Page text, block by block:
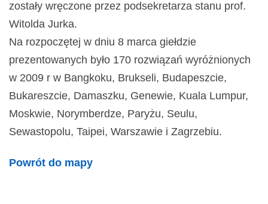
zostały wręczone przez podsekretarza stanu prof.
Witolda Jurka.
Na rozpoczętej w dniu 8 marca giełdzie
prezentowanych było 170 rozwiązań wyróżnionych
w 2009 r w Bangkoku, Brukseli, Budapeszcie,
Bukareszcie, Damaszku, Genewie, Kuala Lumpur,
Moskwie, Norymberdze, Paryżu, Seulu,
Sewastopolu, Taipei, Warszawie i Zagrzebiu.
Powrót do mapy